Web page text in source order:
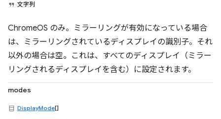
文字列
ChromeOS のみ。ミラーリングが有効になっている場合
は、ミラーリングされているディスプレイの識別子。それ
以外の場合は空。これは、すべてのディスプレイ（ミラー
リングされるディスプレイを含む）に設定されます。
modes
DisplayMode[]